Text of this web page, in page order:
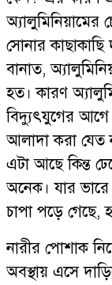
অ্যালুমিনিয়ামের
সোনার
বানাত,
হত। কারণ
বিদ্যুৎযুগের আগে
আলাদা করা যেত
এটা আছে কিন্ত
অনেক। যার
চাপা পড়ে গেছে,
নারীর পোশাক
অবস্থায় এসে